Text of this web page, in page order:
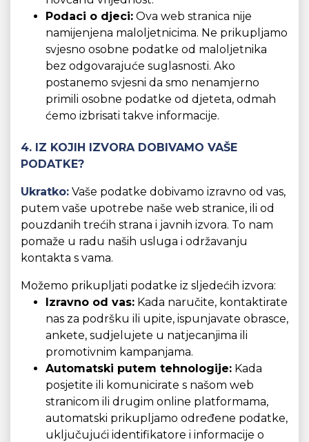
Podaci o djeci: Ova web stranica nije
namijenjena maloljetnicima. Ne prikupljamo
svjesno osobne podatke od maloljetnika
bez odgovarajuće suglasnosti. Ako
postanemo svjesni da smo nenamjerno
primili osobne podatke od djeteta, odmah
ćemo izbrisati takve informacije.
4. IZ KOJIH IZVORA DOBIVAMO VAŠE
PODATKE?
Ukratko: Vaše podatke dobivamo izravno od vas,
putem vaše upotrebe naše web stranice, ili od
pouzdanih trećih strana i javnih izvora. To nam
pomaže u radu naših usluga i održavanju
kontakta s vama.
Možemo prikupljati podatke iz sljedećih izvora:
Izravno od vas: Kada naručite, kontaktirate
nas za podršku ili upite, ispunjavate obrasce,
ankete, sudjelujete u natjecanjima ili
promotivnim kampanjama.
Automatski putem tehnologije: Kada
posjetite ili komunicirate s našom web
stranicom ili drugim online platformama,
automatski prikupljamo određene podatke,
uključujući identifikatore i informacije o